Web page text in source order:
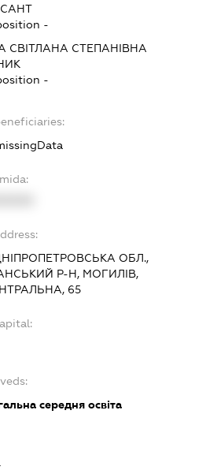
-
СВІТЛАНА СТЕПАНІВНА
-
ОБЛ.,
Р-Н, МОГИЛІВ,
65
середня освіта